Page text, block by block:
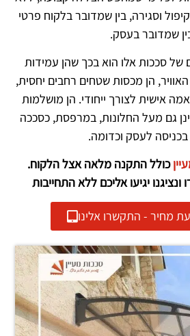
וסגירה, בין שמדובר בלקוח פרטי
שמדובר בעסק.
של סככות אלו הוא בכך שהן עמידות
הן מכסות שטחים רחבים יחסית,
אישית לצורך ייחודי. הן מושלמות
גם מעל החלונות, במרפסת, כסככה
לעסק וכדומה.
כולל התקנה מלאה אצל הלקוח.
יגיעו אליכם ללא התחייבות
מחיר - התקשרו אלינו